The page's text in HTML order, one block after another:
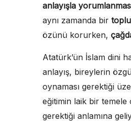
anlayışla
aynı zamanda bir
özünü korurken,
Atatürk’ün İslam dini
anlayış, bireylerin
oynaması gerektiği
eğitimin laik bir temele
gerektiği anlamına